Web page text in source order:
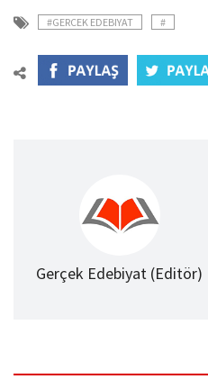
#GERCEK EDEBIYAT #
Gerçek Edebiyat (Editör)